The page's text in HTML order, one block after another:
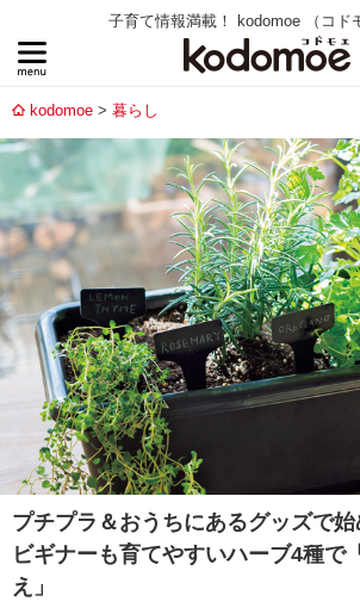
子育て情報満載！ kodomoe （コド
kodomoe 暮らし
プチプラ＆おうちにあるグッズで
ビギナーも育てやすいハーブ4種で
え」